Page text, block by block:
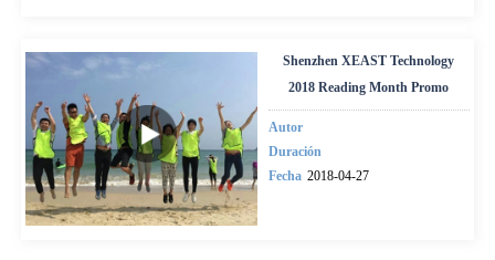
Shenzhen XEAST Technology
2018 Reading Month Promo
Autor
Duración
Fecha 2018-04-27